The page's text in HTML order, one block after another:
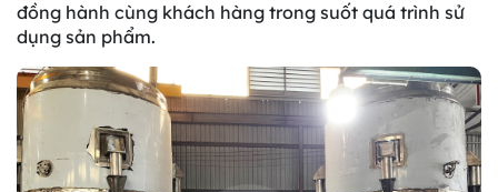
đồng hành cùng khách hàng trong suốt quá trình sử
dụng sản phẩm.